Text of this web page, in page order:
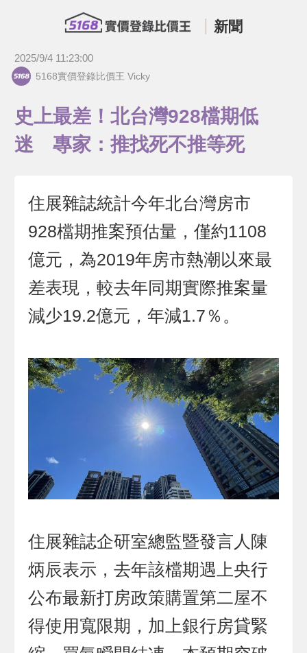
新聞
2025/9/4 11:23:00
5168實價登錄比價王 Vicky
史上最差！北台灣928檔期低
迷 專家：推找死不推等死
住展雜誌統計今年北台灣房市
928檔期推案預估量，僅約1108
億元，為2019年房市熱潮以來最
差表現，較去年同期實際推案量
減少19.2億元，年減1.7％。
住展雜誌企研室總監暨發言人陳
炳辰表示，去年該檔期遇上央行
公布最新打房政策購置第二屋不
得使用寬限期，加上銀行房貸緊